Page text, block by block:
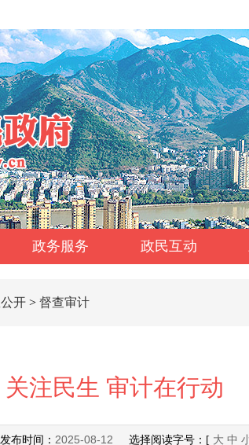
政务服务 政民互动
开 > 督查审计
关注民生 审计在行动
布时间： 2025-08-12 选择阅读字号：[ 大 中